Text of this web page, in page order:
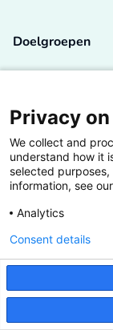
Doelgroepen
Lectoren en
Bedrijven
Hogescholen
De grootste
Inspiratie op
Privacy
We collect and
understand how it
selected
information, see
Analytics
Consent details